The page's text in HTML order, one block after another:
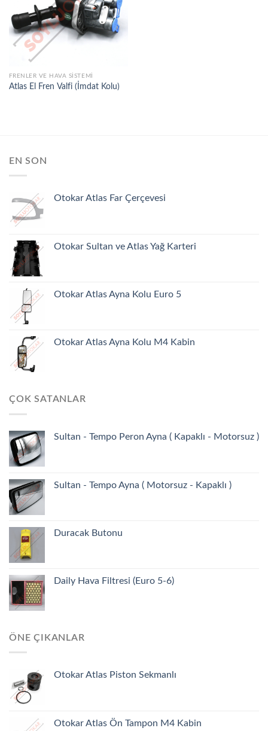
LISTEME
EKLE
FRENLER VE HAVA SISTEMI
Atlas El Fren Valfi (İmdat Kolu)
EN SON
Otokar Atlas Far Çerçevesi
Otokar Sultan ve Atlas Yağ Karteri
Otokar Atlas Ayna Kolu Euro 5
Otokar Atlas Ayna Kolu M4 Kabin
ÇOK SATANLAR
Sultan - Tempo Peron Ayna ( Kapaklı - Motorsuz )
Sultan - Tempo Ayna ( Motorsuz - Kapaklı )
Duracak Butonu
Daily Hava Filtresi (Euro 5-6)
ÖNE ÇIKANLAR
Otokar Atlas Piston Sekmanlı
Otokar Atlas Ön Tampon M4 Kabin